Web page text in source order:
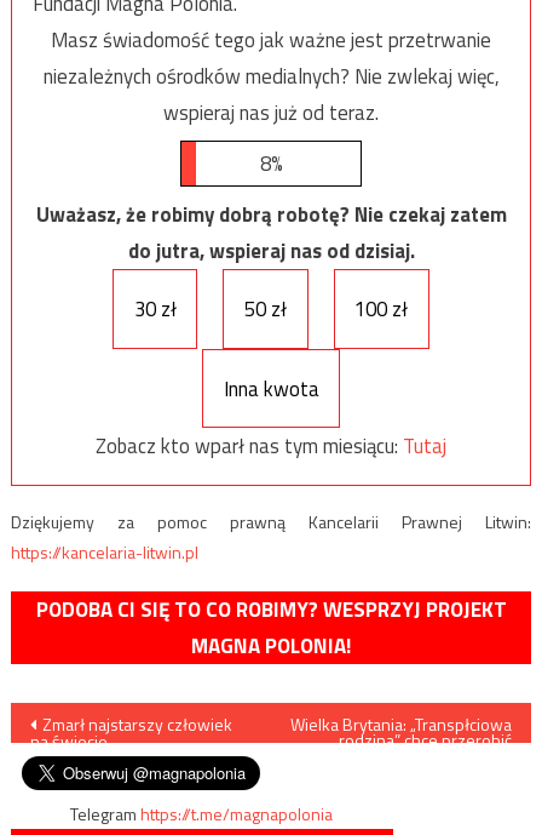
Masz świadomość tego jak ważne jest przetrwanie
niezależnych ośrodków medialnych? Nie zwlekaj więc,
wspieraj nas już od teraz.
8%
Uważasz, że robimy dobrą robotę? Nie czekaj zatem
do jutra, wspieraj nas od dzisiaj.
30 zł
50 zł 100 zł
Inna kwota
Zobacz kto wparł nas tym miesiącu: Tutaj
Dziękujemy za pomoc prawną Kancelarii Prawnej Litwin:
https://kancelaria-litwin.pl
PODOBA CI SIĘ TO CO ROBIMY? WESPRZYJ PROJEKT
MAGNA POLONIA!
Nawigacja
wpisu
Zmarł najstarszy człowiek
na świecie
Wielka Brytania: „Transpłciowa
rodzina” chce przerobić
Telegramhttps://t.me/magnapolonia